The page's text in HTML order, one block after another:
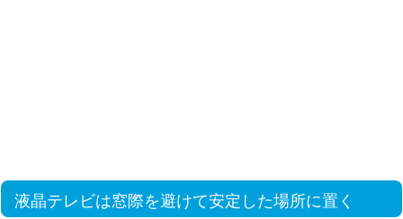
液晶テレビは窓際を避けて安定した場所に置く